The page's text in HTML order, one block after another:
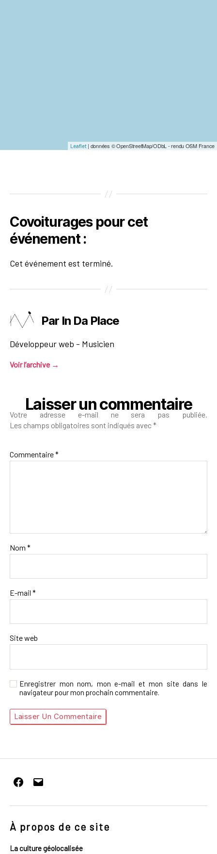
Leaflet| données © OpenStreetMap/ODbL - rendu OSM France
Covoiturages pour cet
événement :
Cet événement est terminé.
Par In Da Place
Développeur web - Musicien
Voir l’archive →
Laisser un commentaire
Votre adresse e-mail ne sera pas publiée.
Les champs obligatoires sont indiqués avec*
Commentaire*
Nom *
E-mail *
Site web
Enregistrer mon nom, mon e-mail et mon site dans le
navigateur pour mon prochain commentaire.
Facebook
E-
mail
À propos de ce site
La culture géolocalisée